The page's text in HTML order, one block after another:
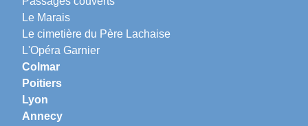
Le Marais
Le cimetière du Père Lachaise
L'Opéra Garnier
Colmar
Poitiers
Lyon
Annecy